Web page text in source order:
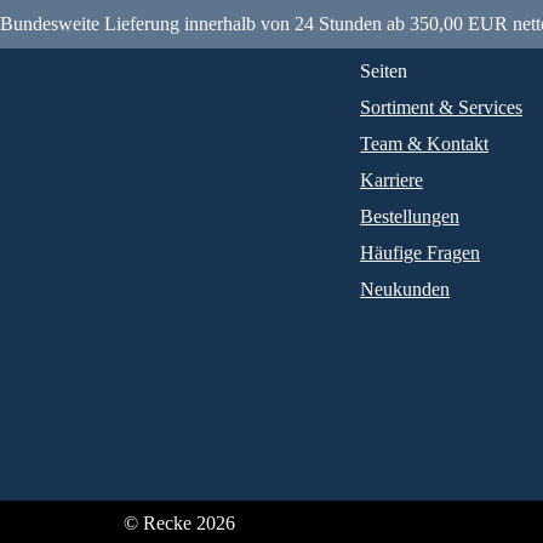
Bundesweite Lieferung innerhalb von 24 Stunden ab 350,00 EUR
Seiten
Sortiment & Services
Team & Kontakt
Karriere
Bestellungen
Häufige Fragen
Neukunden
© Recke 2026